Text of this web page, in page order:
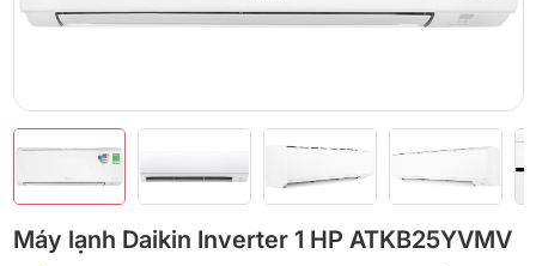
Máy lạnh Daikin Inverter 1 HP ATKB25YVMV